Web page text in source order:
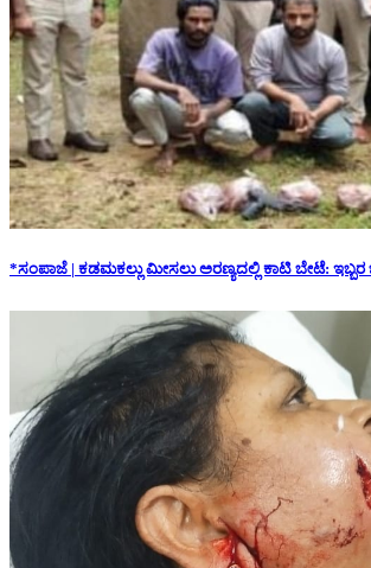
*ಸಂಪಾಜೆ | ಕಡಮಕಲ್ಲು ಮೀಸಲು ಅರಣ್ಯದಲ್ಲಿ ಕಾಟಿ ಬೇಟೆ: